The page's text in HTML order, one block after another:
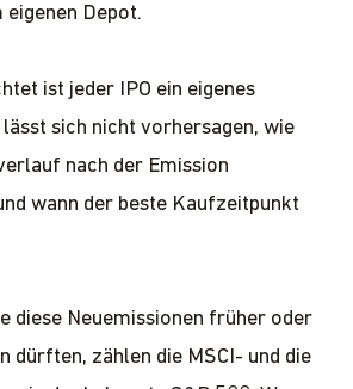
Depot.
ist jeder IPO ein eigenes
sich nicht vorhersagen, wie
nach der Emission
wann der beste Kaufzeitpunkt
diese Neuemissionen früher oder
dürften, zählen die MSCI- und die